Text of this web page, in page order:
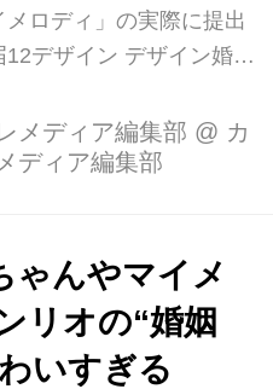
ロディ」の実際に提出
12デザイン デザイン婚姻
『婚姻届製作所』にお
大人気キャラクター
ィ」「マイメロディ」
ター「ハローキティ」
ィ」「リトルツインスタ
キキ＆ララ）とコラボ
婚姻届は全部で12デザ
メディア編集部 @ カ
ディア編集部
ゃんやマイメ
リオの“婚姻
いすぎる